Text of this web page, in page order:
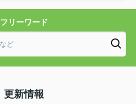
フリーワード
更新情報